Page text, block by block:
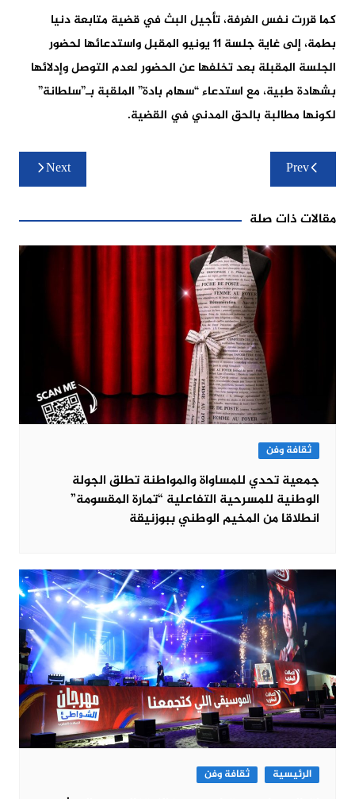
كما قررت نفس الغرفة، تأجيل البث في قضية متابعة دنيا
بطمة، إلى غاية جلسة 11 يونيو المقبل واستدعائها لحضور
الجلسة المقبلة بعد تخلفها عن الحضور لعدم التوصل وإدلائها
بشهادة طبية، مع استدعاء “سهام بادة” الملقبة بـ”سلطانة”
لكونها مطالبة بالحق المدني في القضية.
تصفّح
المقالاتPrev
Next
مقالات ذات صلة
ثقافة وفن
جمعية تحدي للمساواة والمواطنة تطلق الجولة
الوطنية للمسرحية التفاعلية “تمارة المقسومة”
انطلاقا من المخيم الوطني ببوزنيقة
الرئيسية ثقافة وفن